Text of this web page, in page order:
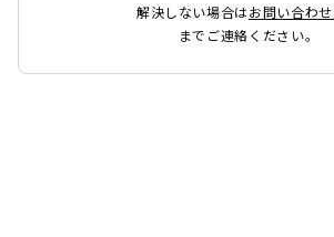
解決しない場合はお問い合わ
までご連絡ください。